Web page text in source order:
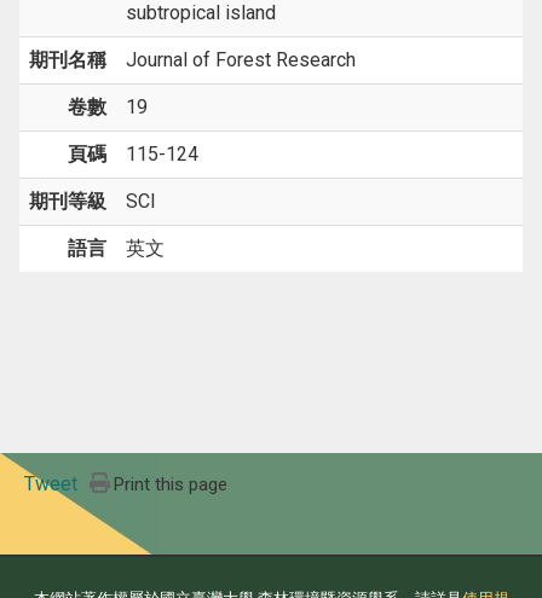
subtropical island
期刊名稱 Journal of Forest Research
卷數 19
頁碼 115-124
期刊等級 SCI
語言 英文
Tweet Print this page